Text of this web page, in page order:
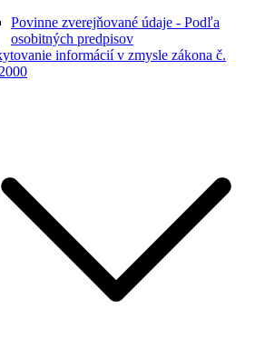
Povinne zverejňované údaje - Podľa
osobitných predpisov
informácií v zmysle zákona č.